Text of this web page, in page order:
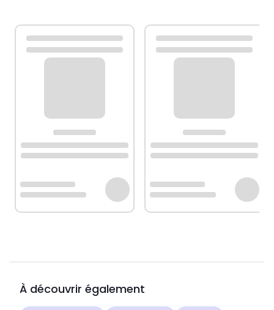
À découvrir également